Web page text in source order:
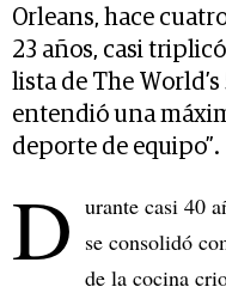
Orleans, hace
23 años, casi
lista de The
entendió una
deporte de equipo”.
D urante casi 40
se consolidó
de la cocina